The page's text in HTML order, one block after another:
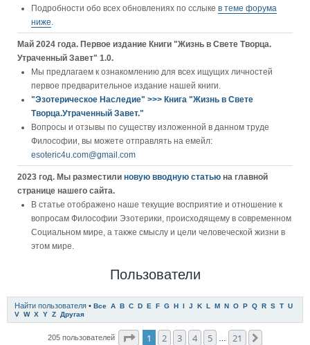
Подробности обо всех обновлениях по сслыке в теме форума
ниже.
Май 2024 года. Первое издание Книги "Жизнь в Свете Творца.
Утраченный Завет" 1.0.
Мы предлагаем к ознакомлению для всех ищущих личностей
первое предварительное издание нашей книги.
"Эзотерическое Наследие" >>> Книга "Жизнь в Свете
Творца.Утраченный Завет."
Вопросы и отзывы по существу изложенной в данном труде
Философии, вы можете отправлять на емейл:
esoteric4u.com@gmail.com
2023 год. Мы разместили новую вводную статью на главной
странице нашего сайта.
В статье отображено наше текущие восприятие и отношение к
вопросам Философии Эзотерики, происходящему в современном
Социальном мире, а также смыслу и цели человеческой жизни в
этом мире.
Пользователи
Найти пользователя • Все A B C D E F G H I J K L M N O P Q R S T U
V W X Y Z Другая
205 пользователей Страница1 из
1 2 3 4 5 21